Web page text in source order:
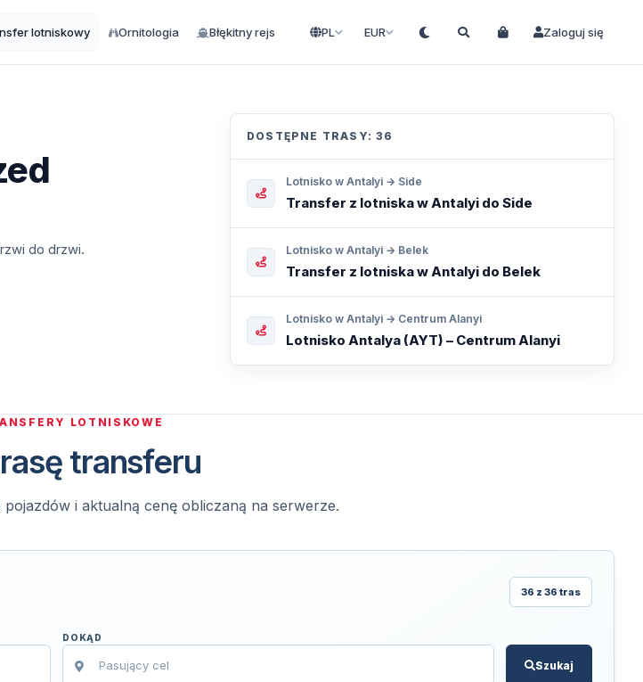
lotniskowy Ornitologia Błękitny rejs PL EUR Zaloguj się
do drzwi.
DOSTĘPNE TRASY: 36
Lotnisko w Antalyi → Side
Transfer z lotniska w Antalyi do Side
Lotnisko w Antalyi → Belek
Transfer z lotniska w Antalyi do Belek
Lotnisko w Antalyi → Centrum Alanyi
Lotnisko Antalya (AYT) – Centrum Alanyi
LOTNISKOWE
transferu
i aktualną cenę obliczaną na serwerze.
36 z 36 tras
DOKĄD
Szukaj